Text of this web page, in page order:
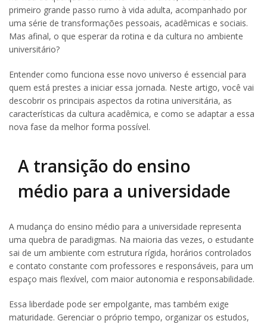
primeiro grande passo rumo à vida adulta, acompanhado por
uma série de transformações pessoais, acadêmicas e sociais.
Mas afinal, o que esperar da rotina e da cultura no ambiente
universitário?
Entender como funciona esse novo universo é essencial para
quem está prestes a iniciar essa jornada. Neste artigo, você vai
descobrir os principais aspectos da rotina universitária, as
características da cultura acadêmica, e como se adaptar a essa
nova fase da melhor forma possível.
A transição do ensino
médio para a universidade
A mudança do ensino médio para a universidade representa
uma quebra de paradigmas. Na maioria das vezes, o estudante
sai de um ambiente com estrutura rígida, horários controlados
e contato constante com professores e responsáveis, para um
espaço mais flexível, com maior autonomia e responsabilidade.
Essa liberdade pode ser empolgante, mas também exige
maturidade. Gerenciar o próprio tempo, organizar os estudos,